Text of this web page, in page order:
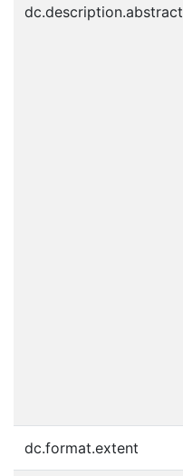
dc.description.abstract
dc.format.extent